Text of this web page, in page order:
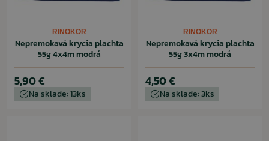
RINOKOR
Nepremokavá krycia plachta
55g 4x4m modrá
5,90 €
Na sklade: 13ks
RINOKOR
Nepremokavá krycia plachta
55g 3x4m modrá
4,50 €
Na sklade: 3ks